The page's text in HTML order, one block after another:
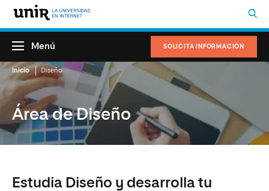
SOLICITA INFORMACIÓN
Menú
Inicio Diseño
Área de Diseño
Estudia Diseño y desarrolla tu